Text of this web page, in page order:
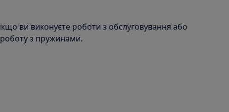
ви виконуєте роботи з обслуговування або
з пружинами.